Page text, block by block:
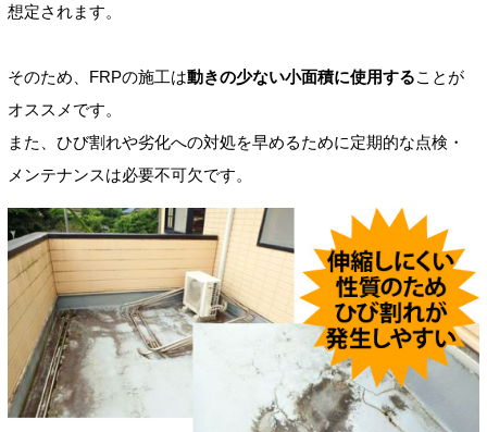
想定されます。
そのため、FRPの施工は動きの少ない小面積に使用することが
オススメです。
また、ひび割れや劣化への対処を早めるために定期的な点検・
メンテナンスは必要不可欠です。